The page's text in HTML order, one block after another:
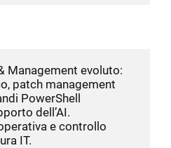
Management evoluto:
patch management
PowerShell
dell’AI.
e controllo
IT.